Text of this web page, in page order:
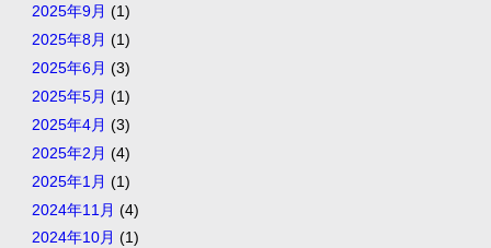
2025年9月 (1)
2025年8月 (1)
2025年6月 (3)
2025年5月 (1)
2025年4月 (3)
2025年2月 (4)
2025年1月 (1)
2024年11月 (4)
2024年10月 (1)